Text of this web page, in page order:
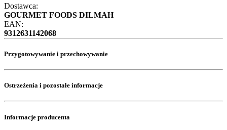
Dostawca:
GOURMET FOODS DILMAH
EAN:
9312631142068
Przygotowywanie i przechowywanie
Ostrzeżenia i pozostałe informacje
Informacje producenta